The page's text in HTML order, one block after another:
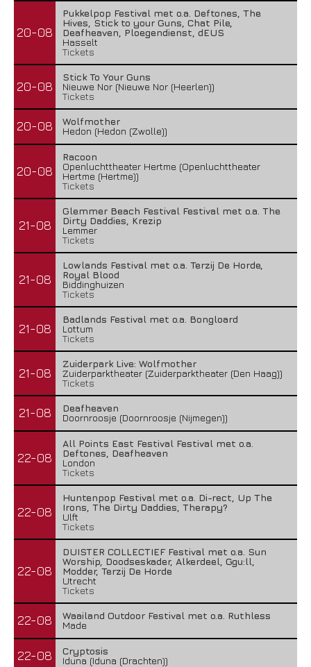
20-08
Pukkelpop Festival met o.a. Deftones, The
Hives, Stick to your Guns, Chat Pile,
Deafheaven, Ploegendienst, dEUS
Hasselt
Tickets
20-08
Stick To Your Guns
Nieuwe Nor (Nieuwe Nor (Heerlen))
Tickets
20-08
Wolfmother
Hedon (Hedon (Zwolle))
20-08
Racoon
Openluchttheater Hertme (Openluchttheater
Hertme (Hertme))
Tickets
21-08
Glemmer Beach Festival Festival met o.a. The
Dirty Daddies, Krezip
Lemmer
Tickets
21-08
Lowlands Festival met o.a. Terzij De Horde,
Royal Blood
Biddinghuizen
Tickets
21-08
Badlands Festival met o.a. Bongloard
Lottum
Tickets
21-08
Zuiderpark Live: Wolfmother
Zuiderparktheater (Zuiderparktheater (Den Haag))
Tickets
21-08
Deafheaven
Doornroosje (Doornroosje (Nijmegen))
22-08
All Points East Festival Festival met o.a.
Deftones, Deafheaven
London
Tickets
22-08
Huntenpop Festival met o.a. Di-rect, Up The
Irons, The Dirty Daddies, Therapy?
Ulft
Tickets
22-08
DUISTER COLLECTIEF Festival met o.a. Sun
Worship, Doodseskader, Alkerdeel, Ggu:ll,
Modder, Terzij De Horde
Utrecht
Tickets
22-08
Waailand Outdoor Festival met o.a. Ruthless
Made
22-08
Cryptosis
Iduna (Iduna (Drachten))